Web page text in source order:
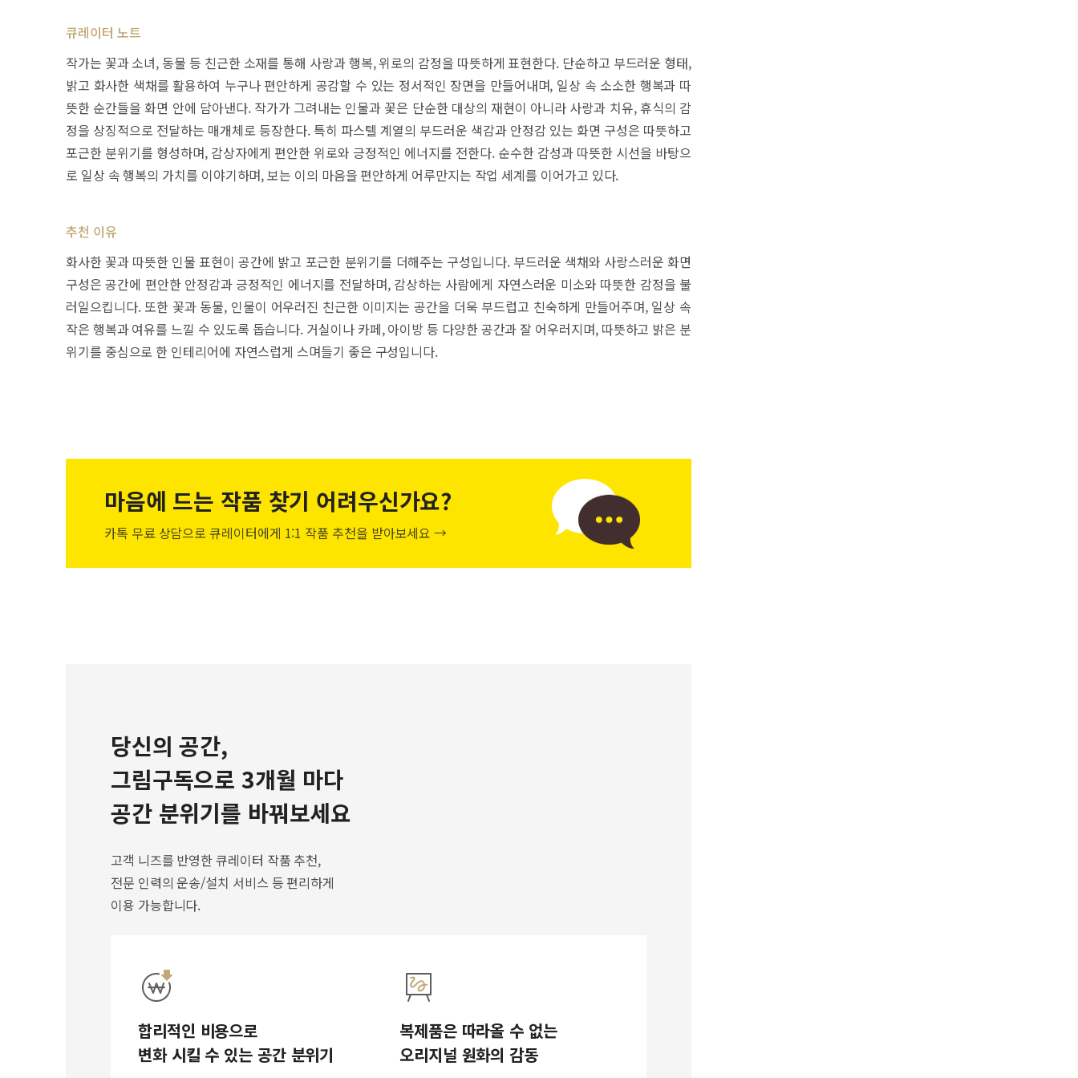
큐레이터 노트
작가는 꽃과 소녀, 동물 등 친근한 소재를 통해 사랑과 행복, 위로의 감정을 따뜻하게 표현한다. 단순하고 부드러운 형태,
밝고 화사한 색채를 활용하여 누구나 편안하게 공감할 수 있는 정서적인 장면을 만들어내며, 일상 속 소소한 행복과 따
뜻한 순간들을 화면 안에 담아낸다. 작가가 그려내는 인물과 꽃은 단순한 대상의 재현이 아니라 사랑과 치유, 휴식의 감
정을 상징적으로 전달하는 매개체로 등장한다. 특히 파스텔 계열의 부드러운 색감과 안정감 있는 화면 구성은 따뜻하고
포근한 분위기를 형성하며, 감상자에게 편안한 위로와 긍정적인 에너지를 전한다. 순수한 감성과 따뜻한 시선을 바탕으
로 일상 속 행복의 가치를 이야기하며, 보는 이의 마음을 편안하게 어루만지는 작업 세계를 이어가고 있다.
추천 이유
화사한 꽃과 따뜻한 인물 표현이 공간에 밝고 포근한 분위기를 더해주는 구성입니다. 부드러운 색채와 사랑스러운 화면
구성은 공간에 편안한 안정감과 긍정적인 에너지를 전달하며, 감상하는 사람에게 자연스러운 미소와 따뜻한 감정을 불
러일으킵니다. 또한 꽃과 동물, 인물이 어우러진 친근한 이미지는 공간을 더욱 부드럽고 친숙하게 만들어주며, 일상 속
작은 행복과 여유를 느낄 수 있도록 돕습니다. 거실이나 카페, 아이방 등 다양한 공간과 잘 어우러지며, 따뜻하고 밝은 분
위기를 중심으로 한 인테리어에 자연스럽게 스며들기 좋은 구성입니다.
마음에 드는 작품 찾기 어려우신가요?
카톡 무료 상담으로 큐레이터에게 1:1 작품 추천을 받아보세요 →
당신의 공간,
그림구독으로 3개월 마다
공간 분위기를 바꿔보세요
고객 니즈를 반영한 큐레이터 작품 추천,
전문 인력의 운송/설치 서비스 등 편리하게
이용 가능합니다.
합리적인 비용으로
변화 시킬 수 있는 공간 분위기
복제품은 따라올 수 없는
오리지널 원화의 감동